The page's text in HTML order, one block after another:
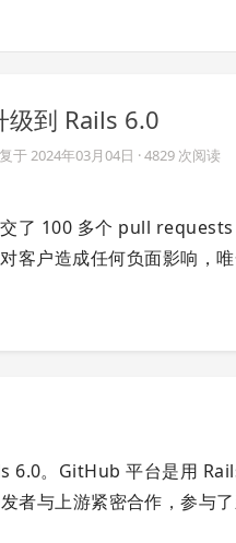
到 Rails 6.0
于2024年03月04日 · 4829 次阅读
了 100 多个 pull
客户造成任何负面影响，
6.0。GitHub 平台是用
与上游紧密合作，参与了